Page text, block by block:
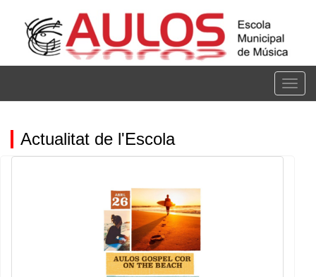
contingut
Actualitat de l'Escola